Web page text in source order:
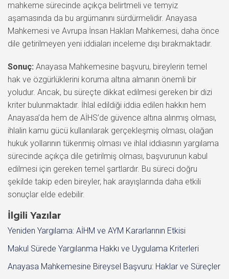
mahkeme sürecinde açıkça belirtmeli ve temyiz
aşamasında da bu argümanını sürdürmelidir. Anayasa
Mahkemesi ve Avrupa İnsan Hakları Mahkemesi, daha önce
dile getirilmeyen yeni iddiaları inceleme dışı bırakmaktadır.
Sonuç: Anayasa Mahkemesine başvuru, bireylerin temel
hak ve özgürlüklerini koruma altına almanın önemli bir
yoludur. Ancak, bu süreçte dikkat edilmesi gereken bir dizi
kriter bulunmaktadır. İhlal edildiği iddia edilen hakkın hem
Anayasa’da hem de AİHS’de güvence altına alınmış olması,
ihlalin kamu gücü kullanılarak gerçekleşmiş olması, olağan
hukuk yollarının tükenmiş olması ve ihlal iddiasının yargılama
sürecinde açıkça dile getirilmiş olması, başvurunun kabul
edilmesi için gereken temel şartlardır. Bu süreci doğru
şekilde takip eden bireyler, hak arayışlarında daha etkili
sonuçlar elde edebilir.
İlgili Yazılar
Yeniden Yargılama: AİHM ve AYM Kararlarının Etkisi
Makul Sürede Yargılanma Hakkı ve Uygulama Kriterleri
Anayasa Mahkemesine Bireysel Başvuru: Haklar ve Süreçler